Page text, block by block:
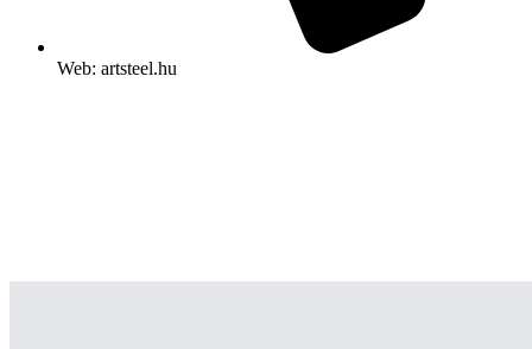
Web: artsteel.hu